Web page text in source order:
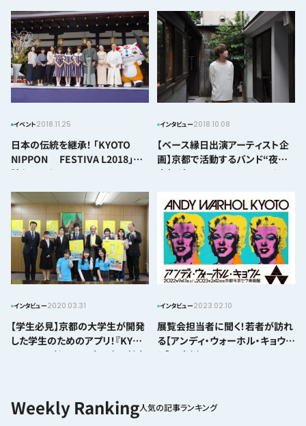
イベント2018.11.25
日本の伝統を継承！ 「KYOTO
NIPPON FESTIVA L2018」を
訪れてみた！
インタビュー2018.10.08
【ベース縁日出演アーティスト企
画】京都で活動するバンド“夜の
本気ダンス”ベーシストマイケル
インタビュー2020.03.31
【学生必見】京都の大学生が開発
した学生のためのアプリ！『KYO
－DENT』（キョー・デント）の魅力
インタビュー2023.02.10
展覧会担当者に聞く！若者が訪れ
る【アンディ・ウォーホル・キョウ
ト】の裏側
人気の記事ランキング